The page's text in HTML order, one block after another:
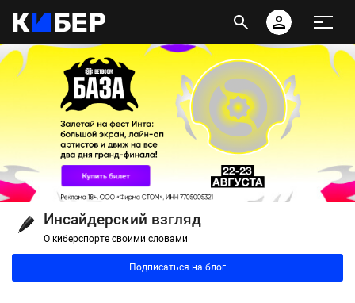
Инсайдерский взгляд
О киберспорте своими словами
Подписаться на блог